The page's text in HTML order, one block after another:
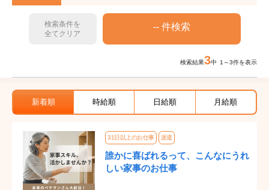
検索条件を
全てクリア
検索結果3中 1～3件を表示
新着順 時給順 日給順 月給順
31日以上のお仕事 派遣
誰かに喜ばれるって、こんなにうれ
しい家事のお仕事